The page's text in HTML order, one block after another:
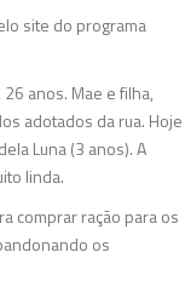
site do programa
anos. Mae e filha,
adotados da rua. Hoje
Luna (3 anos). A
linda.
comprar ração para os
os